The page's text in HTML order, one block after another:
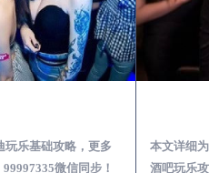
玩乐基础攻略，更多
微信同步！
本文详细
酒吧玩乐